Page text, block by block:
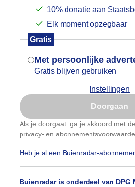
10% donatie aan
Elk moment opzegbaar
Gratis
Met persoonlijke
Gratis blijven gebruiken
Instellingen
Doorgaan
Als je doorgaat, ga je akkoord met de
privacy- en
Heb je al een Buienradar-
Buienradar is onderdeel van DPG
Indien je hier nog geen
gegeven, verschijnt er zo
je browser waarin deze
gevraagd
Is goed, toon de
Nu niet,
Gebruik je Safari en wil je niet
Klikhierom dit aan te